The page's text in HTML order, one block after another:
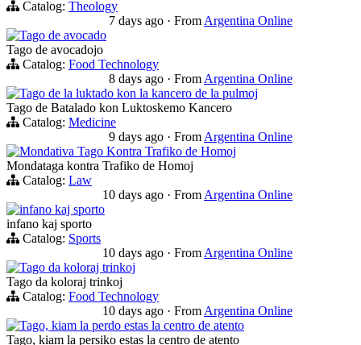
Catalog: Theology
7 days ago · From Argentina Online
Tago de avocado
Tago de avocadojo
Catalog: Food Technology
8 days ago · From Argentina Online
Tago de la luktado kon la kancero de la pulmoj
Tago de Batalado kon Luktoskemo Kancero
Catalog: Medicine
9 days ago · From Argentina Online
Mondativa Tago Kontra Trafiko de Homoj
Mondataga kontra Trafiko de Homoj
Catalog: Law
10 days ago · From Argentina Online
infano kaj sporto
infano kaj sporto
Catalog: Sports
10 days ago · From Argentina Online
Tago da koloraj trinkoj
Tago da koloraj trinkoj
Catalog: Food Technology
10 days ago · From Argentina Online
Tago, kiam la perdo estas la centro de atento
Tago, kiam la persiko estas la centro de atento